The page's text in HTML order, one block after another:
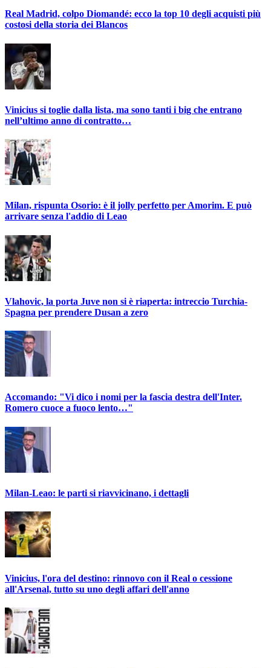
Real Madrid, colpo Diomandé: ecco la top 10 degli acquisti più
costosi della storia dei Blancos
Vinicius si toglie dalla lista, ma sono tanti i big che entrano
nell’ultimo anno di contratto…
Milan, rispunta Osorio: è il jolly perfetto per Amorim. E può
arrivare senza l'addio di Leao
Vlahovic, la porta Juve non si è riaperta: intreccio Turchia-
Spagna per prendere Dusan a zero
Accomando: "Vi dico i nomi per la fascia destra dell'Inter.
Romero cuoce a fuoco lento…"
Milan-Leao: le parti si riavvicinano, i dettagli
Vinicius, l'ora del destino: rinnovo con il Real o cessione
all'Arsenal, tutto su uno degli affari dell'anno